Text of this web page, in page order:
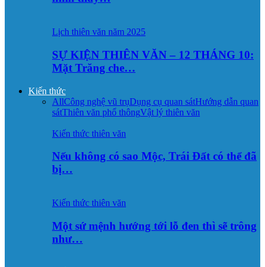
Lịch thiên văn năm 2025
SỰ KIỆN THIÊN VĂN – 12 THÁNG 10:
Mặt Trăng che…
Kiến thức
AllCông nghệ vũ trụDụng cụ quan sátHướng dẫn quan
sátThiên văn phổ thôngVật lý thiên văn
Kiến thức thiên văn
Nếu không có sao Mộc, Trái Đất có thể đã
bị…
Kiến thức thiên văn
Một sứ mệnh hướng tới lỗ đen thì sẽ trông
như…